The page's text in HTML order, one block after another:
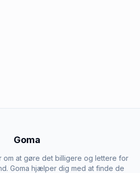
Goma
om at gøre det billigere og lettere for
Goma hjælper dig med at finde de